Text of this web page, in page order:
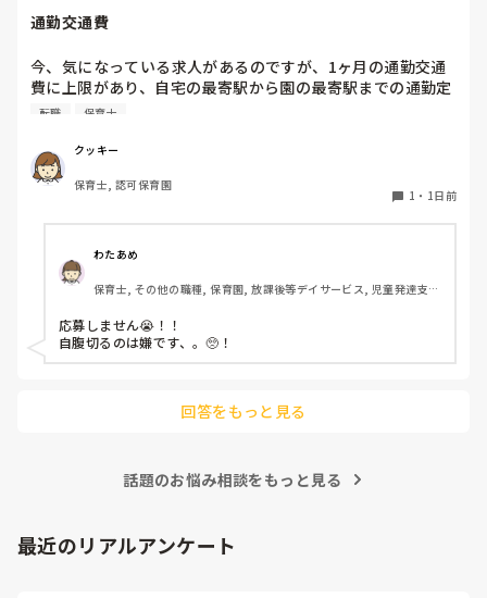
す！いつもと違うおもちゃ、室内に興味津々です！
通勤交通費
今、気になっている求人があるのですが、1ヶ月の通勤交通
費に上限があり、自宅の最寄駅から園の最寄駅までの通勤定
期代が5,000円ほどオーバーします
私としてはなかなか大きい金額なので、この時点で応募を迷
っているのですが、皆さんならどうしますか？
転職 保育士
クッキー
保育士, 認可保育園
1 ・ 1日前
わたあめ
保育士, その他の職種, 保育園, 放課後等デイサービス, 児童発達支援
応募しません😭！！
自腹切るのは嫌です、。🥺！
回答をもっと見る
話題のお悩み相談をもっと見る
最近のリアルアンケート